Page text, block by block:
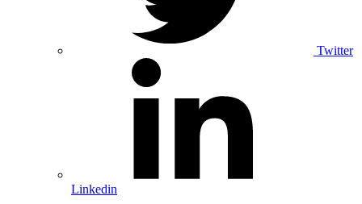
Twitter
Linkedin